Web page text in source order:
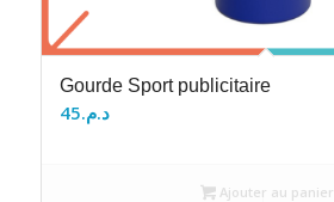
Gourde Sport publicitaire
د.م.45
Ajouter au panier